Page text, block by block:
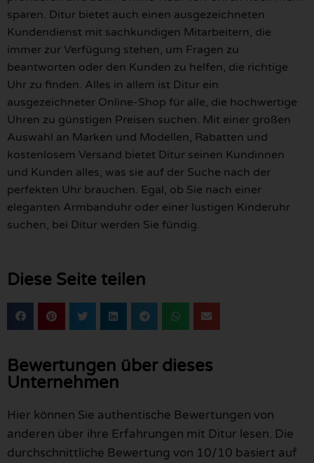
sparen. Ditur bietet auch einen ausgezeichneten
Kundendienst mit sachkundigen Mitarbeitern, die
immer zur Verfügung stehen, um Fragen zu
beantworten oder den Kunden zu helfen, die richtige
Uhr zu finden. Alles in allem ist Ditur ein
ausgezeichneter Online-Shop für alle, die hochwertige
Uhren zu günstigen Preisen suchen. Mit einer großen
Auswahl an Marken und Modellen, Rabatten und
kostenlosem Versand bietet Ditur seinen Kundinnen
und Kunden alles, was sie auf der Suche nach der
perfekten Uhr brauchen. Egal, ob Sie nach einer
eleganten Armbanduhr oder einer lustigen Kinderuhr
suchen, bei Ditur werden Sie fündig.
Diese Seite teilen
Bewertungen über dieses
Unternehmen
Hier können Sie authentische Bewertungen von
anderen über ihre Erfahrungen mit Ditur lesen. Die
durchschnittliche Bewertung von 10/10 basiert auf